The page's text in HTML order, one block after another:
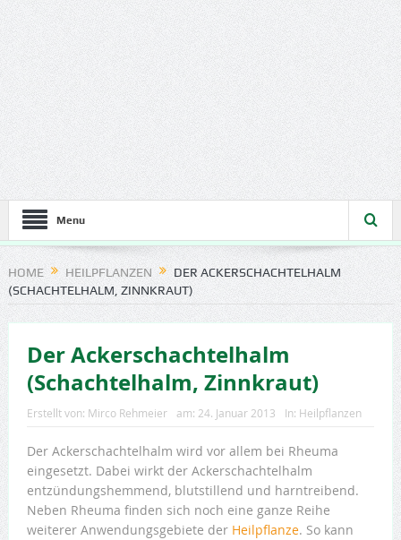
Menu
HOME HEILPFLANZEN
DER ACKERSCHACHTELHALM
(SCHACHTELHALM, ZINNKRAUT)
Der Ackerschachtelhalm
(Schachtelhalm, Zinnkraut)
Erstellt von: Mirco Rehmeier am: 24. Januar 2013 In: Heilpflanzen
Der Ackerschachtelhalm wird vor allem bei Rheuma
eingesetzt. Dabei wirkt der Ackerschachtelhalm
entzündungshemmend, blutstillend und harntreibend.
Neben Rheuma finden sich noch eine ganze Reihe
weiterer Anwendungsgebiete der Heilpflanze. So kann